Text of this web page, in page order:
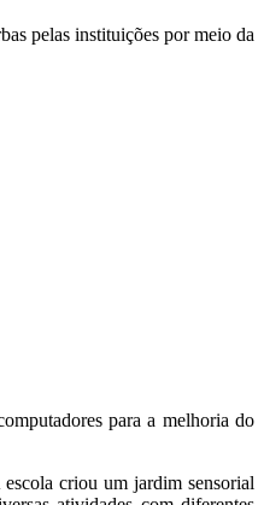
pelas instituições por meio da
para a melhoria do
criou um jardim sensorial